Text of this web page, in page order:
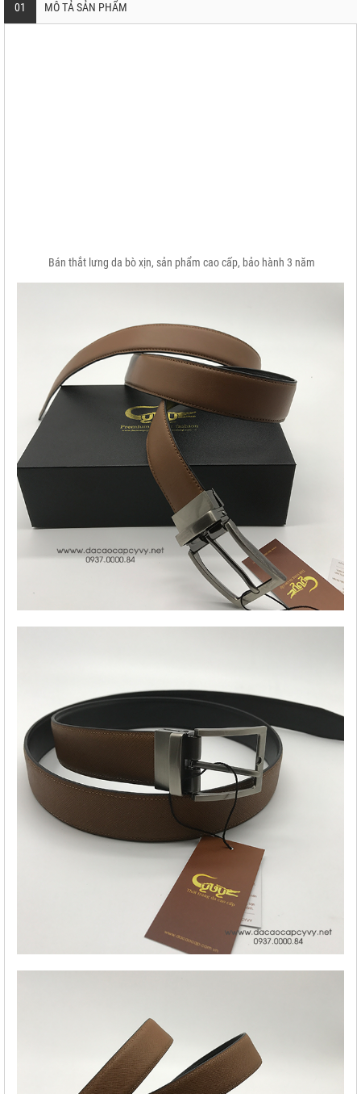
01 MÔ TẢ SẢN PHẨM
Bán thắt lưng da bò xịn, sản phẩm cao cấp, bảo hành 3 năm